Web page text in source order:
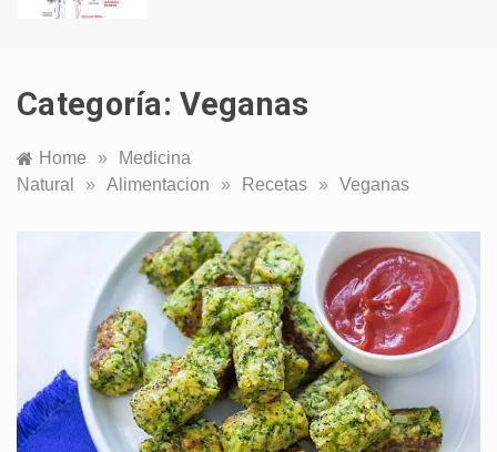
Categoría:Veganas
Home »
Medicina
Natural
» Alimentacion » Recetas » Veganas